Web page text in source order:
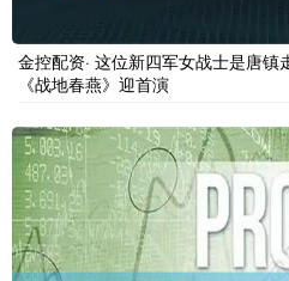
金控配资· 这位新四军女战士是唐
《战地春燕》迎首演